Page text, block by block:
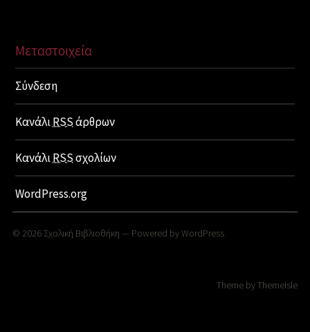
Μεταστοιχεία
Σύνδεση
ΚανάλιRSSάρθρων
ΚανάλιRSSσχολίων
WordPress.org
© 2026 Σχολική Βιβλιοθήκη — Powered byWordPress
Theme byThemeIsle